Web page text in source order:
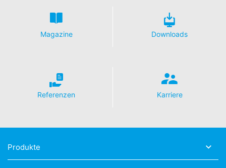
Magazine Downloads
Referenzen Karriere
Produkte